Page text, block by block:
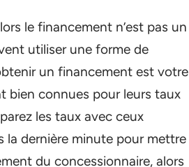
le financement n’est pas un
utiliser une forme de
un financement est votre
bien connues pour leurs taux
les taux avec ceux
la dernière minute pour mettre
du concessionnaire, alors